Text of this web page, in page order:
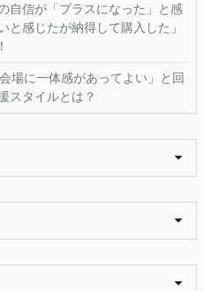
自信が「プラスになった」と感
と感じたが納得して購入した」
場に一体感があってよい」と回
スタイルとは？